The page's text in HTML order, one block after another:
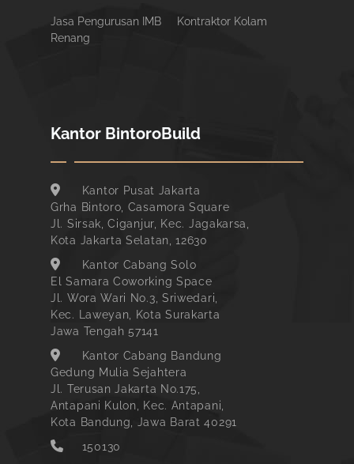
Jasa Pengurusan IMB
Kontraktor Kolam
Renang
Kantor BintoroBuild
Kantor Pusat Jakarta
Grha Bintoro, Casamora Square
Jl. Sirsak, Ciganjur, Kec. Jagakarsa,
Kota Jakarta Selatan, 12630
Kantor Cabang Solo
El Samara Coworking Space
Jl. Wora Wari No.3, Sriwedari,
Kec. Laweyan, Kota Surakarta
Jawa Tengah 57141
Kantor Cabang Bandung
Gedung Mulia Sejahtera
Jl. Terusan Jakarta No.175,
Antapani Kulon, Kec. Antapani,
Kota Bandung, Jawa Barat 40291
150130